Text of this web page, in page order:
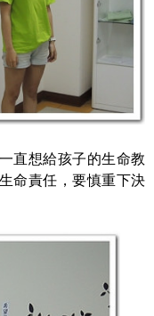
直想給孩子的生命教
命責任，要慎重下決